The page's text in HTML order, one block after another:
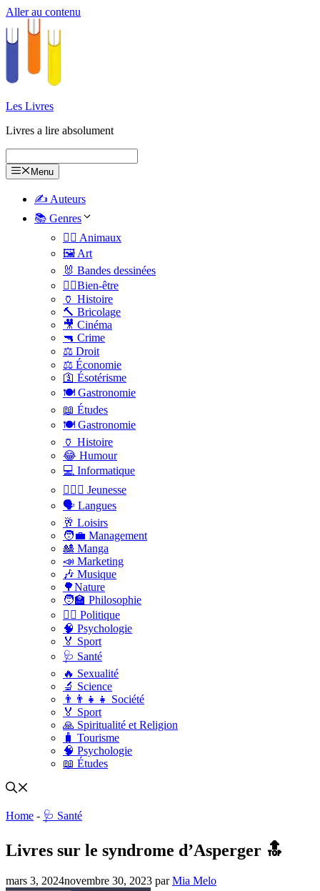
Aller au contenu
Les Livres
Livres a lire absolument
Menu
✍️ Auteurs
📚 Genres
🐕‍🦺 Animaux
🖼️ Art
🐰 Bandes dessinées
🧑‍⚕️Bien-être
🏺 Histoire
🔨 Bricolage
🎥 Cinéma
🔫 Crime
⚖️ Droit
⚖️ Économie
🛐 Ésotérisme
🍽️ Gastronomie
📖 Études
🍽️ Gastronomie
🏺 Histoire
😂 Humour
💻 Informatique
🤸🏽‍♀️ Jeunesse
🗣 Langues
🥂 Loisirs
🧑‍💼 Management
🎎 Manga
📣 Marketing
🎶 Musique
🌳Nature
🧑‍🏫 Philosophie
👨‍⚖️ Politique
🧠 Psychologie
🏅 Sport
🩺 Santé
🔥 Sexualité
🔬 Science
👨‍👨‍👧‍👧 Société
🏅 Sport
🙏 Spiritualité et Religion
🧳 Tourisme
🧠 Psychologie
📖 Études
Home - 🩺 Santé
Livres sur le syndrome d’Asperger 🔝
mars 3, 2024novembre 30, 2023 parMia Melo